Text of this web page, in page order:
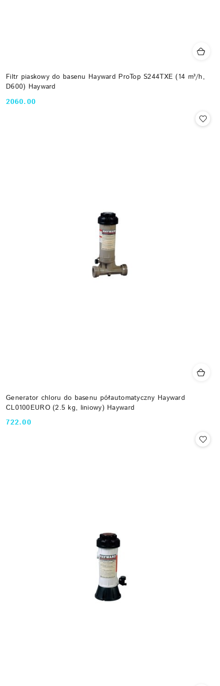
Filtr piaskowy do basenu Hayward ProTop S244TXE (14 m³/h,
D600) Hayward
Cena:
2060.00
Generator chloru do basenu półautomatyczny Hayward
CL0100EURO (2.5 kg, liniowy) Hayward
Cena:
722.00